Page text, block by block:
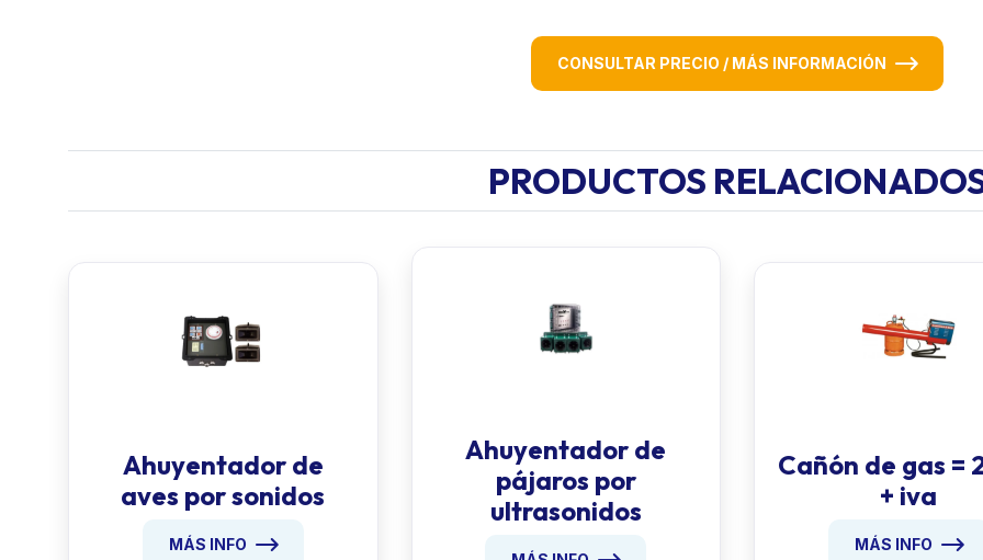
CONSULTAR PRECIO / MÁS INFORMACIÓN
PRODUCTOS
Ahuyentador de
aves por sonidos
MÁS INFO
Ahuyentador de
pájaros por
ultrasonidos
Cañón de gas =
+ iva
MÁS INFO